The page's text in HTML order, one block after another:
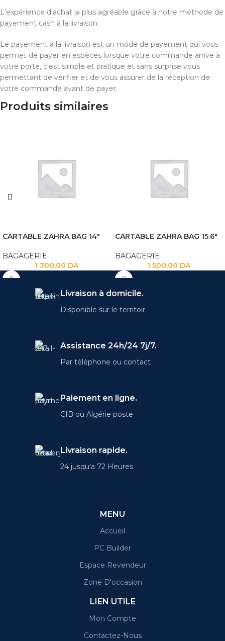
L'expérience d'achat la plus agréable grâce à notre méthode de
payement cash à la livraison.
Le payement à la livraison est un mode de payement qui vous
permet de payer en espèces lorsque votre commande arrive à
votre porte, c'est simple et pratique et sans surprise vous
permettant de vérifier et de vous assurer de la réception de
votre commande avant de payer.
Produits similaires
CARTABLE ZAHRA BAG 14″
BAGAGERIE
1 300,00 DA
CARTABLE ZAHRA BAG 15.6″
BAGAGERIE
1 500,00 DA
Livraison à domicile.
Disponible sur le territoir
Assistance 24h/24 7j/7.
Par téléphone ou contact
Paiement en ligne.
CIB ou Algérie poste
Livraison rapide.
24 jusqu'a 72 Heures
MENU
Accueil
PC Builder
Espace Revendeur
Zone D'occasion
LIEN UTILE
Mon Compte
Contactez-Nous